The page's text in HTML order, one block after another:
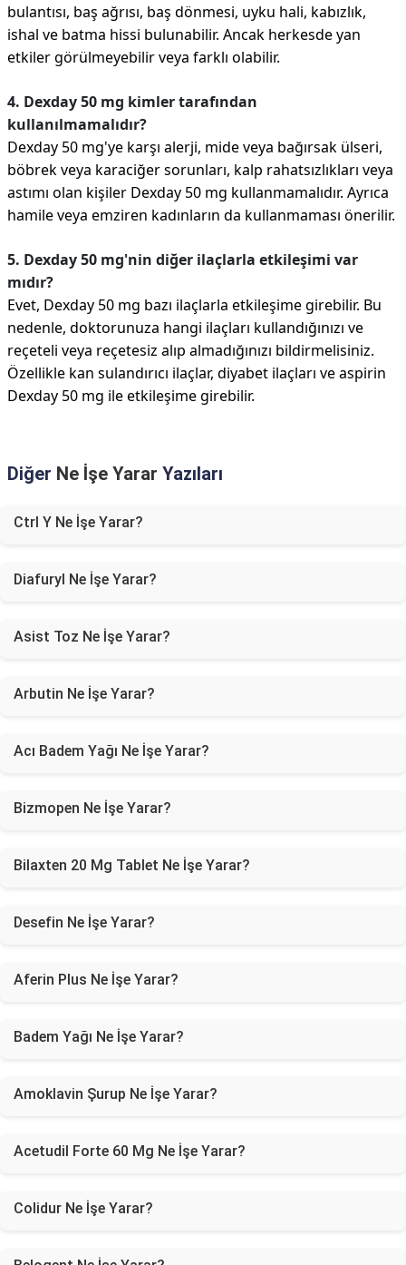
bulantısı, baş ağrısı, baş dönmesi, uyku hali, kabızlık,
ishal ve batma hissi bulunabilir. Ancak herkesde yan
etkiler görülmeyebilir veya farklı olabilir.
4. Dexday 50 mg kimler tarafından
kullanılmamalıdır?
Dexday 50 mg'ye karşı alerji, mide veya bağırsak ülseri,
böbrek veya karaciğer sorunları, kalp rahatsızlıkları veya
astımı olan kişiler Dexday 50 mg kullanmamalıdır. Ayrıca
hamile veya emziren kadınların da kullanmaması önerilir.
5. Dexday 50 mg'nin diğer ilaçlarla etkileşimi var
mıdır?
Evet, Dexday 50 mg bazı ilaçlarla etkileşime girebilir. Bu
nedenle, doktorunuza hangi ilaçları kullandığınızı ve
reçeteli veya reçetesiz alıp almadığınızı bildirmelisiniz.
Özellikle kan sulandırıcı ilaçlar, diyabet ilaçları ve aspirin
Dexday 50 mg ile etkileşime girebilir.
Diğer Ne İşe Yarar Yazıları
Ctrl Y Ne İşe Yarar?
Diafuryl Ne İşe Yarar?
Asist Toz Ne İşe Yarar?
Arbutin Ne İşe Yarar?
Acı Badem Yağı Ne İşe Yarar?
Bizmopen Ne İşe Yarar?
Bilaxten 20 Mg Tablet Ne İşe Yarar?
Desefin Ne İşe Yarar?
Aferin Plus Ne İşe Yarar?
Badem Yağı Ne İşe Yarar?
Amoklavin Şurup Ne İşe Yarar?
Acetudil Forte 60 Mg Ne İşe Yarar?
Colidur Ne İşe Yarar?